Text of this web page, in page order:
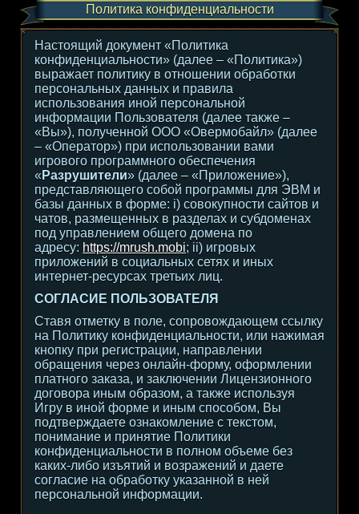
Политика конфиденциальности
Настоящий документ «Политика
конфиденциальности» (далее – «Политика»)
выражает политику в отношении обработки
персональных данных и правила
использования иной персональной
информации Пользователя (далее также –
«Вы»), полученной ООО «Овермобайл» (далее
– «Оператор») при использовании вами
игрового программного обеспечения
«Разрушители» (далее – «Приложение»),
представляющего собой программы для ЭВМ и
базы данных в форме: i) совокупности сайтов и
чатов, размещенных в разделах и субдоменах
под управлением общего домена по
адресу: https://mrush.mobi; ii) игровых
приложений в социальных сетях и иных
интернет-ресурсах третьих лиц.
СОГЛАСИЕ ПОЛЬЗОВАТЕЛЯ
Ставя отметку в поле, сопровождающем ссылку
на Политику конфиденциальности, или нажимая
кнопку при регистрации, направлении
обращения через онлайн-форму, оформлении
платного заказа, и заключении Лицензионного
договора иным образом, а также используя
Игру в иной форме и иным способом, Вы
подтверждаете ознакомление с текстом,
понимание и принятие Политики
конфиденциальности в полном объеме без
каких-либо изъятий и возражений и даете
согласие на обработку указанной в ней
персональной информации.